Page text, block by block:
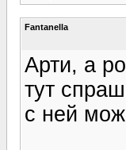
Fantanella
Арти, а
тут
с ней